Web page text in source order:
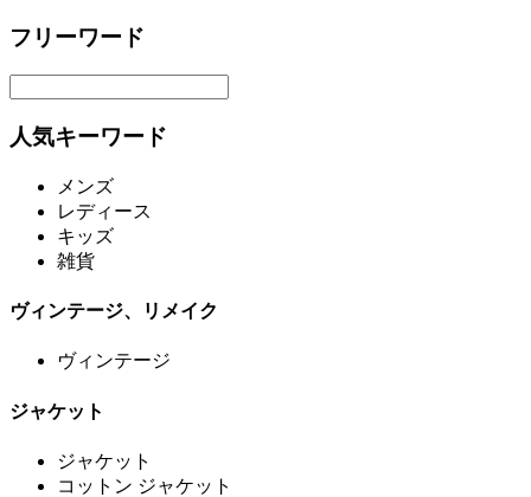
フリーワード
人気キーワード
メンズ
レディース
キッズ
雑貨
ヴィンテージ、リメイク
ヴィンテージ
ジャケット
ジャケット
コットン ジャケット